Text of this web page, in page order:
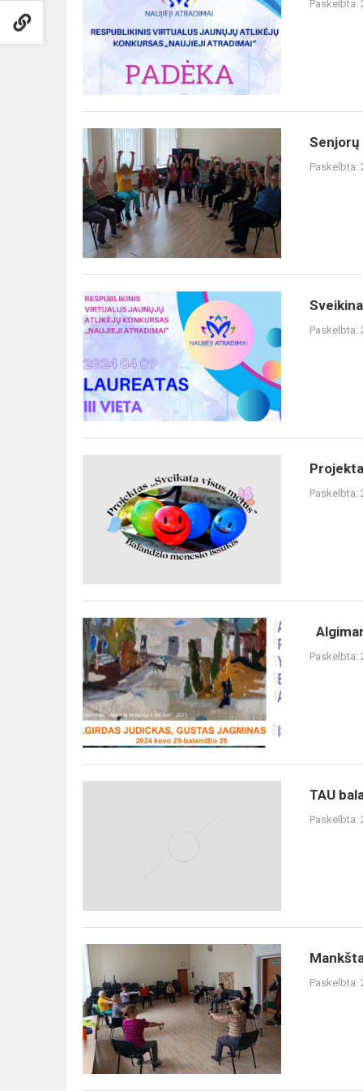
atlikėjų
konkursas
„Naujiej...
Paskelbta:
Senjorų
mankštų
sezono
pabaiga
Senjorų
Paskelbta:
Sveikiname
Simno
skyriaus
mokines
Irūną
Blaževičiūtę
ir
Rug...
Paskelbta:
metus
Paskelbta:
Algimanto
Judicko
ir
Gusto
Jagmino
kūrybos
darbų
paroda
Paskelbta:
TAU
Paskelbta:
Mankšta
2024.04.03
Paskelbta: